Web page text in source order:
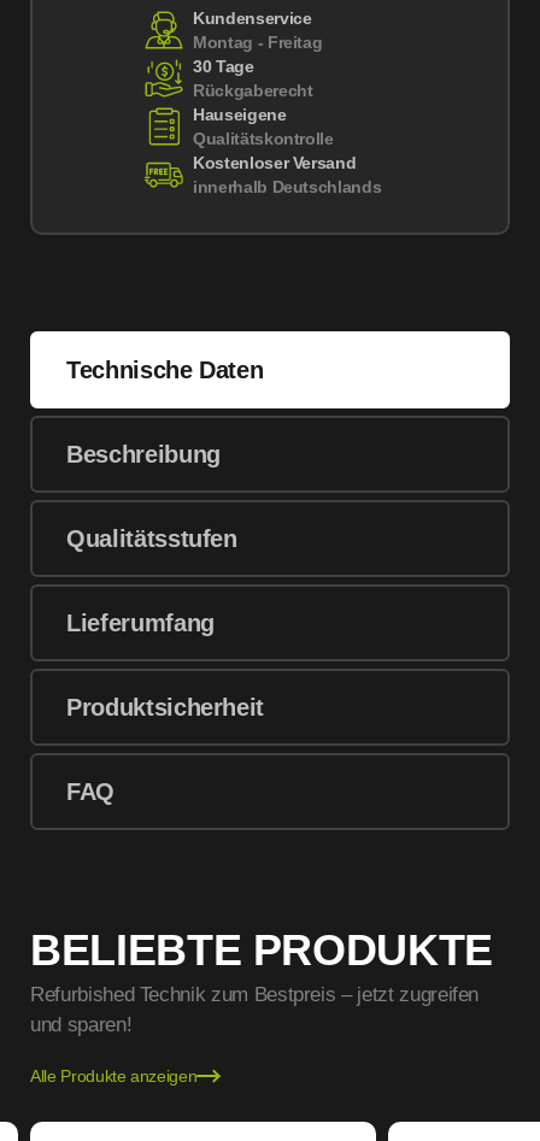
Kundenservice
Montag - Freitag
30 Tage
Rückgaberecht
Hauseigene
Qualitätskontrolle
Kostenloser Versand
innerhalb Deutschlands
Technische Daten
Beschreibung
Qualitätsstufen
Lieferumfang
Produktsicherheit
FAQ
BELIEBTE PRODUKTE
Refurbished Technik zum Bestpreis – jetzt zugreifen
und sparen!
Alle Produkte anzeigen